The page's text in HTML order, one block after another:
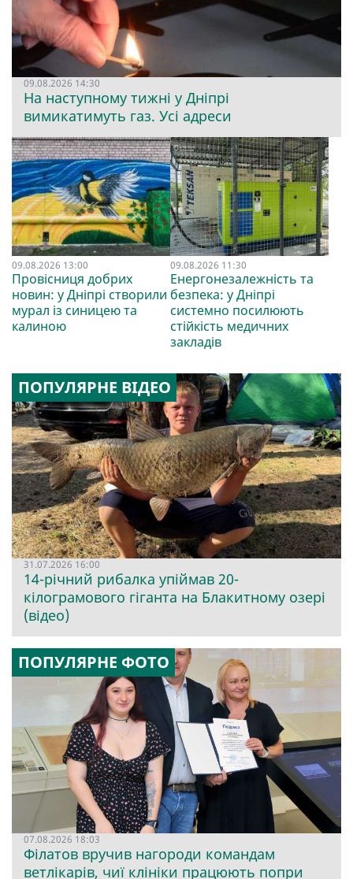
09.08.2026 14:30
На наступному тижні у Дніпрі
вимикатимуть газ. Усі адреси
09.08.2026 13:00
Провісниця добрих
новин: у Дніпрі створили
мурал із синицею та
калиною
09.08.2026 11:30
Енергонезалежність та
безпека: у Дніпрі
системно посилюють
стійкість медичних
закладів
ПОПУЛЯРНЕ ВІДЕО
31.07.2026 16:00
14-річний рибалка упіймав 20-
кілограмового гіганта на Блакитному озері
(відео)
ПОПУЛЯРНЕ ФОТО
07.08.2026 18:03
Філатов вручив нагороди командам
ветлікарів, чиї клініки працюють попри